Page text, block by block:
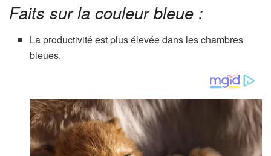
Faits sur la couleur bleue :
La productivité est plus élevée dans les chambres
bleues.